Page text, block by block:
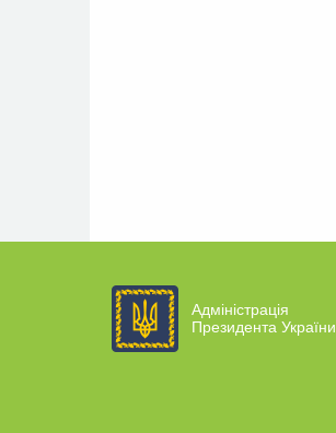
Адміністрація
Президента України